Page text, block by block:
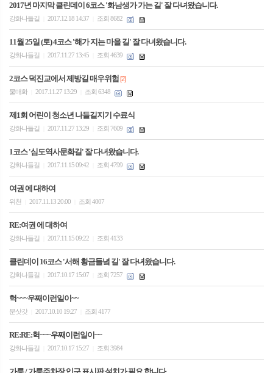
2017년 마지막 클린데이 6코스 '화남생가 가는 길' 잘 다녀왔습니다.
강화나들길 2017.12.18 14:37 조회 8682
11월 25일 (토) 4코스 '해가 지는 마을 길' 잘 다녀왔습니다.
강화나들길 2017.11.27 13:45 조회 4639
2코스 덕진교에서 제방길 매우위험 [2]
물매화
2017.11.27 13:29 조회 6348
제1회 어린이 청소년 나들길지기 수료식
강화나들길 2017.11.27 13:29 조회 7609
1코스 '심도역사문화길' 잘 다녀왔습니다.
강화나들길 2017.11.15 09:42 조회 4799
여권 에 대하여
위천 2017.11.13 20:00 조회 4007
RE:여권 에 대하여
강화나들길 2017.11.15 09:22 조회 4133
클린데이 16코스 '서해 황금들녘 길' 잘 다녀왔습니다.
강화나들길 2017.10.17 15:07 조회 7257
헉~~~우째이런일이~~
문삿갓 2017.10.10 19:27 조회 4177
RE:RE:헉~~~우째이런일이~~
강화나들길 2017.10.17 15:27 조회 3984